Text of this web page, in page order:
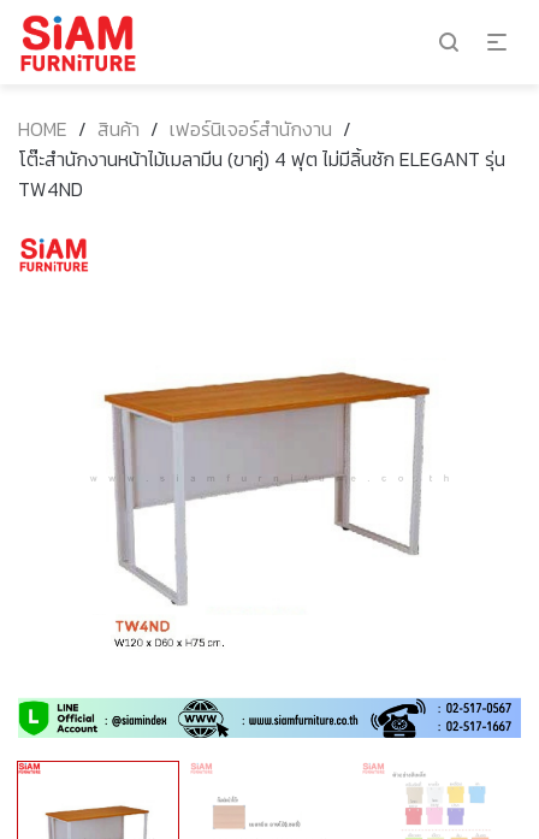
HOME / สินค้า / เฟอร์นิเจอร์สำนักงาน /
โต๊ะสำนักงานหน้าไม้เมลามีน (ขาคู่) 4 ฟุต ไม่มีลิ้นชัก ELEGANT รุ่น
TW4ND